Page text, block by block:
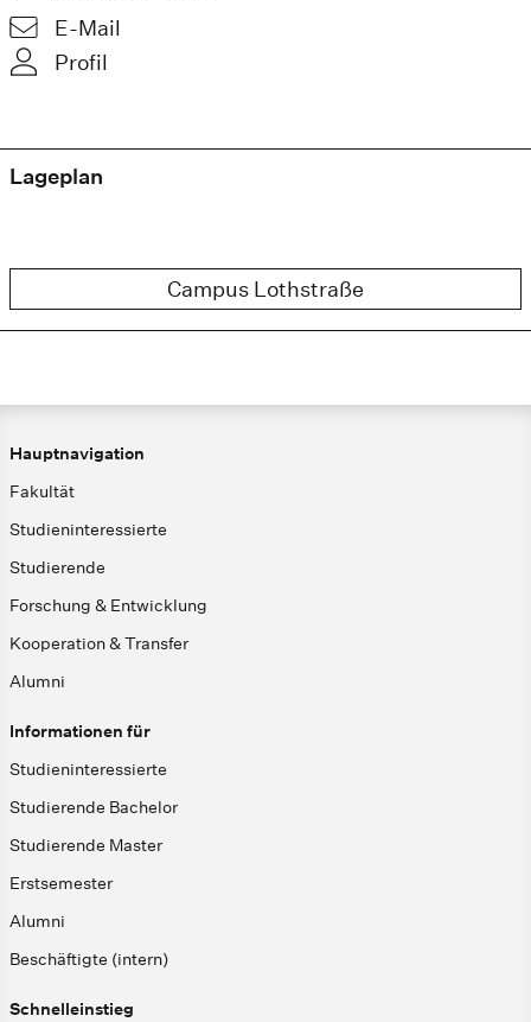
E-Mail
Profil
Lageplan
Campus Lothstraße
Hauptnavigation
Fakultät
Studieninteressierte
Studierende
Forschung & Entwicklung
Kooperation & Transfer
Alumni
Informationen für
Studieninteressierte
Studierende Bachelor
Studierende Master
Erstsemester
Alumni
Beschäftigte (intern)
Schnelleinstieg